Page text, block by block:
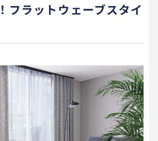
フラットウェーブスタイ